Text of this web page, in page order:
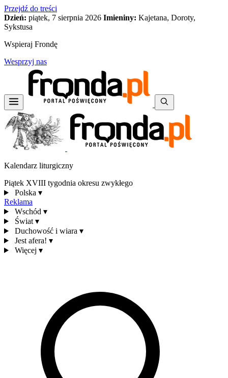
Przejdź do treści
Dzień: piątek, 7 sierpnia 2026 Imieniny: Kajetana, Doroty,
Sykstusa
Wspieraj Frondę
Wesprzyj nas
Kalendarz liturgiczny
Piątek XVIII tygodnia okresu zwykłego
Polska ▾
Reklama
Wschód ▾
Świat ▾
Duchowość i wiara ▾
Jest afera! ▾
Więcej ▾